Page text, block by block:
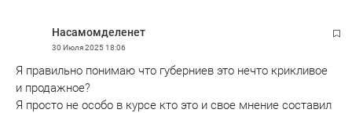
Насамомделенет
30 Июля 202518:06
Я правильно понимаю что губерниев это нечто крикливое
и продажное?
Я просто не особо в курсе кто это и свое мнение составил